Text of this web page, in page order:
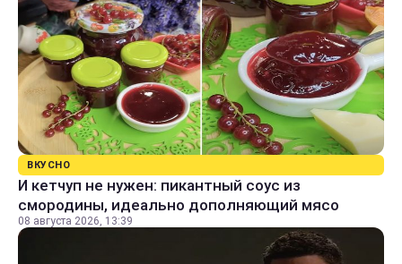
ВКУСНО
И кетчуп не нужен: пикантный соус из
смородины, идеально дополняющий мясо
08 августа 2026, 13:39